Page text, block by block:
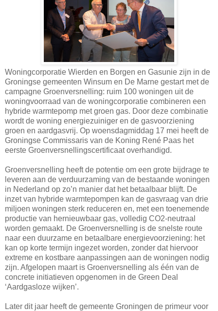
Woningcorporatie Wierden en Borgen en Gasunie zijn in de
Groningse gemeenten Winsum en De Marne gestart met de
campagne Groenversnelling: ruim 100 woningen uit de
woningvoorraad van de woningcorporatie combineren een
hybride warmtepomp met groen gas. Door deze combinatie
wordt de woning energiezuiniger en de gasvoorziening
groen en aardgasvrij. Op woensdagmiddag 17 mei heeft de
Groningse Commissaris van de Koning René Paas het
eerste Groenversnellingscertificaat overhandigd.
Groenversnelling heeft de potentie om een grote bijdrage te
leveren aan de verduurzaming van de bestaande woningen
in Nederland op zo’n manier dat het betaalbaar blijft. De
inzet van hybride warmtepompen kan de gasvraag van drie
miljoen woningen sterk reduceren en, met een toenemende
productie van hernieuwbaar gas, volledig CO2-neutraal
worden gemaakt. De Groenversnelling is de snelste route
naar een duurzame en betaalbare energievoorziening: het
kan op korte termijn ingezet worden, zonder dat hiervoor
extreme en kostbare aanpassingen aan de woningen nodig
zijn. Afgelopen maart is Groenversnelling als één van de
concrete initiatieven opgenomen in de Green Deal
‘Aardgasloze wijken’.
Later dit jaar heeft de gemeente Groningen de primeur voor